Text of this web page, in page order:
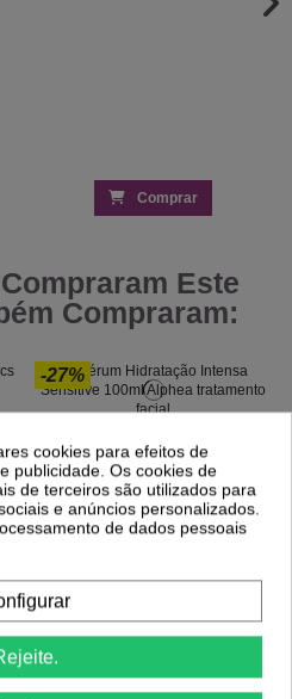
Comprar
Este
Compraram:
-27%
100ml Alphea
9,50 €13,01 €
cookies para efeitos de
publicidade. Os cookies de
de terceiros são utilizados para
e anúncios personalizados.
de dados pessoais